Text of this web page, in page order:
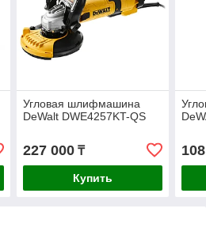
Угловая шлифмашина
DeWalt DWE4257KT-QS
227 000₸
Купить